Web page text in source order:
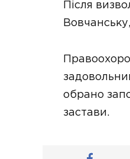
Після
обрано
застави.